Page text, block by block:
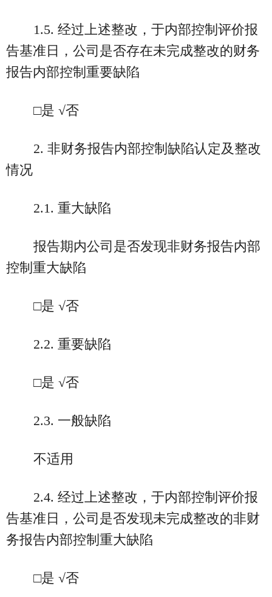
1.5. 经过上述整改，于内部控制评价报
告基准日，公司是否存在未完成整改的财务
报告内部控制重要缺陷
□是 √否
2. 非财务报告内部控制缺陷认定及整改
情况
2.1. 重大缺陷
报告期内公司是否发现非财务报告内部
控制重大缺陷
□是 √否
2.2. 重要缺陷
□是 √否
2.3. 一般缺陷
不适用
2.4. 经过上述整改，于内部控制评价报
告基准日，公司是否发现未完成整改的非财
务报告内部控制重大缺陷
□是 √否